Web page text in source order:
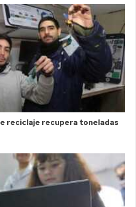
reciclaje recupera toneladas